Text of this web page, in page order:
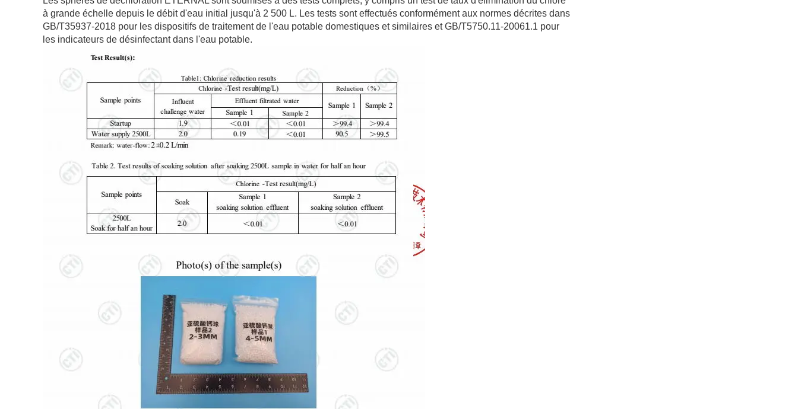
à grande échelle depuis le débit d'eau initial jusqu'à 2 500 L. Les tests sont effectués conformément aux normes décrites dans
GB/T35937-2018 pour les dispositifs de traitement de l'eau potable domestiques et similaires et GB/T5750.11-20061.1 pour
les indicateurs de désinfectant dans l'eau potable.